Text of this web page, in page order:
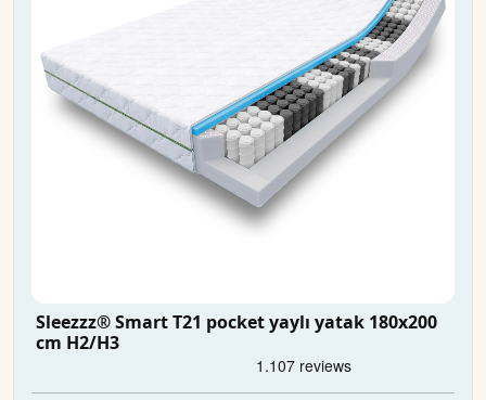
Sleezzz® Smart T21 pocket yaylı yatak 180x200
cm H2/H3